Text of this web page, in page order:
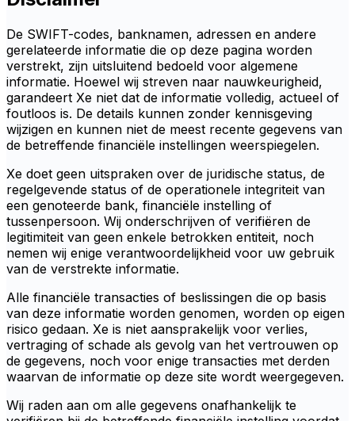
De SWIFT-codes, banknamen, adressen en andere
gerelateerde informatie die op deze pagina worden
verstrekt, zijn uitsluitend bedoeld voor algemene
informatie. Hoewel wij streven naar nauwkeurigheid,
garandeert Xe niet dat de informatie volledig, actueel of
foutloos is. De details kunnen zonder kennisgeving
wijzigen en kunnen niet de meest recente gegevens van
de betreffende financiële instellingen weerspiegelen.
Xe doet geen uitspraken over de juridische status, de
regelgevende status of de operationele integriteit van
een genoteerde bank, financiële instelling of
tussenpersoon. Wij onderschrijven of verifiëren de
legitimiteit van geen enkele betrokken entiteit, noch
nemen wij enige verantwoordelijkheid voor uw gebruik
van de verstrekte informatie.
Alle financiële transacties of beslissingen die op basis
van deze informatie worden genomen, worden op eigen
risico gedaan. Xe is niet aansprakelijk voor verlies,
vertraging of schade als gevolg van het vertrouwen op
de gegevens, noch voor enige transacties met derden
waarvan de informatie op deze site wordt weergegeven.
Wij raden aan om alle gegevens onafhankelijk te